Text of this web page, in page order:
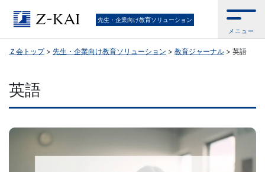
Ｚ
会
式
／
『学
先生・企業向け教育ソリューション
メニュー
Ｚ会トップ> 先生・企業向け教育ソリューション > 教育ジャーナル > 英語
英語